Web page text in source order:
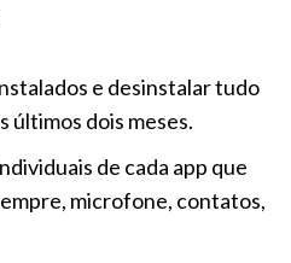
e desinstalar tudo
últimos dois meses.
de cada app que
microfone, contatos,